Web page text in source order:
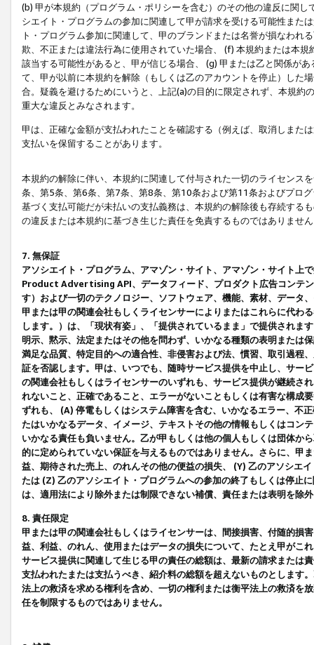
(b) 甲が本規約（プログラム・ポリシーを含む）のその他の違反に関
シエイト・プログラムの参加に関連して甲が請求を受ける可能性また
ト・プログラム参加に関連して、甲のブランドまたは名誉が損なわれ
欺、不正または違法行為に使用されていた場合、 (f) 本規約または本
該当する可能性があると、甲が信じる場合、 (g) 甲または乙と関係が
て、甲が以前に本規約を解除（もしくは乙のアカウントを停止）した
合。疑義を避けるためにいうと、上記(a)の目的に限定されず、本規
重大な違反とみなされます。
甲は、正確な金額が支払われたことを確認する（例えば、取消しまた
支払いを保留することがあります。
本規約の解除に伴い、本規約に関連して付与された一切のライセンス
条、第5条、第6条、第7条、第8条、第10条および第11条およびプロ
基づく支払可能だが未払いの支払義務は、本規約の解除後も存続する
の違反または本規約に基づき生じた責任を免責するものではありませ
7. 無保証
アソシエイト・プログラム、アマゾン・サイト、アマゾン・サイト上
Product Advertising API、データフィード、プロダクト広告コンテ
す）および一切のテクノロジー、ソフトウェア、機能、素材、データ
甲または甲の関連会社もしくライセンサーによりまたはこれらに代わ
します。）は、「現状有姿」、「提供されているまま」で提供されま
明示、黙示、法定またはその他を問わず、いかなる種類の表明または
満足な品質、特定目的への適合性、非侵害および法、慣習、取引過程
証を否認します。甲は、いつでも、随時サービス提供を中止し、サー
の関連会社もしくはライセンサーのいずれも、サービス提供が継続さ
れないこと、正確であること、エラーがないこともしくは有害な構成
ずれも、 (A) 停電もしくはシステム障害を含む、いかなるエラー、不
たはいかなるデータ、イメージ、テキストその他の情報もしくはコン
いかなる責任も負いません。乙が甲もしくは他の個人もしくは団体か
的に定められていない保証を与えるものではありません。さらに、甲
益、期待された売上、のれんその他の便益の損失、 (Y) 乙のアソシエ
たは (Z) 乙のアソシエイト・プログラムへの参加の終了もしくは停止
は、適用法により除外または制限できない補償、責任または表明を除
8. 責任限定
甲または甲の関連会社もしくはライセンサーは、間接損害、付随的損
益、利益、のれん、使用またはデータの損失について、たとえ甲がこ
サービス提供に関連して生じる甲の責任の総額は、最新の請求または
支払われたまたは支払うべき、紹介料の総額を超えないものとします
法上の救済を求める権利を含め、一切の権利または衡平法上の救済を
任を制限するものではありません。